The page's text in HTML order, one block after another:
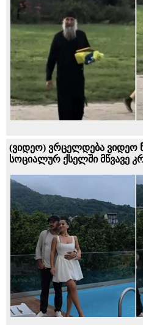
(ვიდეო) ვრცელდება ვიდეო
სოციალურ ქსელში მწვავე